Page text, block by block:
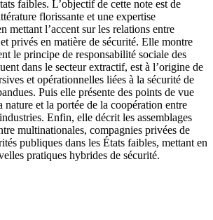
faibles. L’objectif de cette note est de
florissante et une expertise
mettant l’accent sur les relations entre
privés en matière de sécurité. Elle montre
le principe de responsabilité sociale des
dans le secteur extractif, est à l’origine de
et opérationnelles liées à la sécurité de
Puis elle présente des points de vue
nature et la portée de la coopération entre
Enfin, elle décrit les assemblages
multinationales, compagnies privées de
publiques dans les États faibles, mettant en
pratiques hybrides de sécurité.